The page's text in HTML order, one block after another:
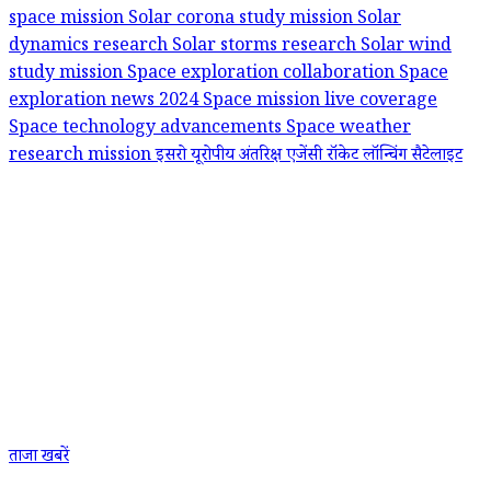
space missionSolar corona study missionSolar
dynamics researchSolar storms researchSolar wind
study missionSpace exploration collaborationSpace
exploration news 2024Space mission live coverage
Space technology advancementsSpace weather
research missionइसरोयूरोपीय अंतरिक्ष एजेंसीरॉकेट लॉन्चिंगसैटेलाइट
ताजा खबरें